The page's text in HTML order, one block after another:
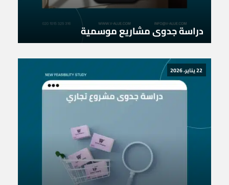
دراسة جدوى مشاريع موسمية
22 يناير، 2026